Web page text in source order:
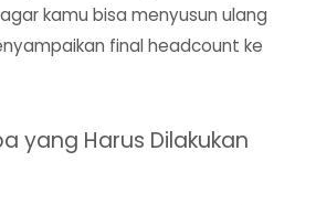
agar kamu bisa menyusun ulang
final headcount ke
yang Harus Dilakukan